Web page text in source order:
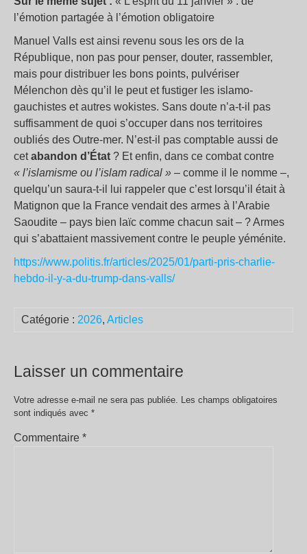
l’émotion partagée à l’émotion obligatoire
Manuel Valls est ainsi revenu sous les ors de la
République, non pas pour penser, douter, rassembler,
mais pour distribuer les bons points, pulvériser
Mélenchon dès qu’il le peut et fustiger les islamo-
gauchistes et autres wokistes. Sans doute n’a-t-il pas
suffisamment de quoi s’occuper dans nos territoires
oubliés des Outre-mer. N’est-il pas comptable aussi de
cetabandon d’État ? Et enfin, dans ce combat contre
« l’islamisme ou l’islam radical » – comme il le nomme –,
quelqu’un saura-t-il lui rappeler que c’est lorsqu’il était à
Matignon que la France vendait des armes à l’Arabie
Saoudite – pays bien laïc comme chacun sait – ? Armes
qui s’abattaient massivement contre le peuple yéménite.
https://www.politis.fr/articles/2025/01/parti-pris-charlie-
hebdo-il-y-a-du-trump-dans-valls/
Catégorie : 2026, Articles
Laisser un commentaire
Votre adresse e-mail ne sera pas publiée. Les champs obligatoires
sont indiqués avec *
Commentaire *